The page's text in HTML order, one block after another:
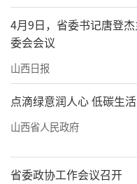
4月9日，省委书记唐登
委会会议
山西日报
点滴绿意润人心 低碳生
山西省人民政府
省委政协工作会议召开